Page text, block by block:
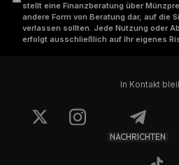
stellt eine Finanzberatung über
andere Form von Beratung dar, auf die
verlassen sollten. Jede Nutzung oder
erfolgt ausschließlich auf Ihr eigenes
In Kontakt
NACHRICHTEN